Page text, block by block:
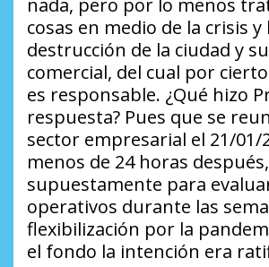
nada, pero por lo menos
cosas en medio de la crisis y
destrucción de la ciudad y
comercial, del cual por
es responsable. ¿Qué hizo
respuesta? Pues que se
sector empresarial el 21/01/
menos de 24 horas después,
supuestamente para
operativos durante las
flexibilización por la
el fondo la intención era